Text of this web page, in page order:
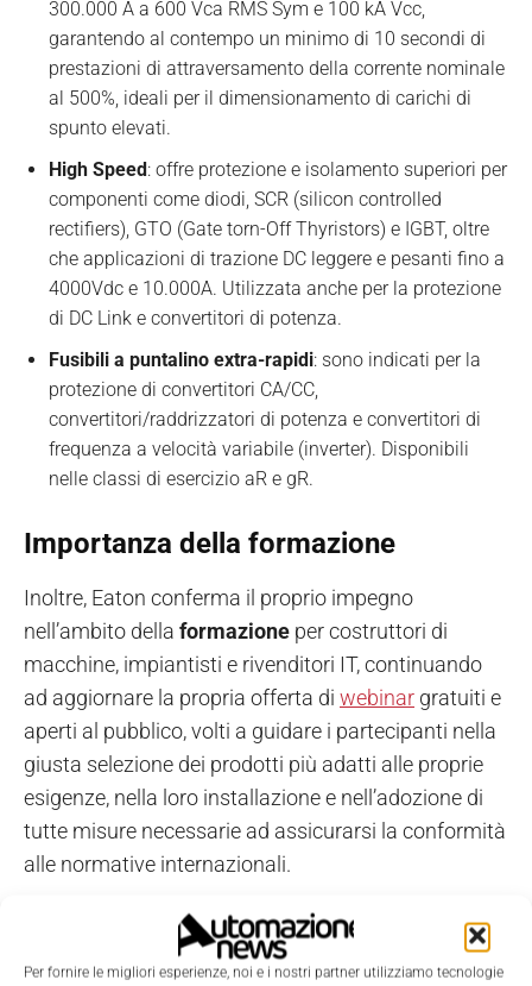
Per fornire le migliori esperienze, noi e i nostri partner utilizziamo tecnologie
300.000 A a 600 Vca RMS Sym e 100 kA Vcc,
garantendo al contempo un minimo di 10 secondi di
prestazioni di attraversamento della corrente nominale
al 500%, ideali per il dimensionamento di carichi di
spunto elevati.
High Speed: offre protezione e isolamento superiori per
componenti come diodi, SCR (silicon controlled
rectifiers), GTO (Gate torn-Off Thyristors) e IGBT, oltre
che applicazioni di trazione DC leggere e pesanti fino a
4000Vdc e 10.000A. Utilizzata anche per la protezione
di DC Link e convertitori di potenza.
Fusibili a puntalino extra-rapidi: sono indicati per la
protezione di convertitori CA/CC,
convertitori/raddrizzatori di potenza e convertitori di
frequenza a velocità variabile (inverter). Disponibili
nelle classi di esercizio aR e gR.
Importanza della formazione
Inoltre, Eaton conferma il proprio impegno
nell’ambito della formazione per costruttori di
macchine, impiantisti e rivenditori IT, continuando
ad aggiornare la propria offerta di webinar gratuiti e
aperti al pubblico, volti a guidare i partecipanti nella
giusta selezione dei prodotti più adatti alle proprie
esigenze, nella loro installazione e nell’adozione di
tutte misure necessarie ad assicurarsi la conformità
alle normative internazionali.
“Noi di Eaton siamo profondamente convinti
dell’importanza strategica della formazione. Ci